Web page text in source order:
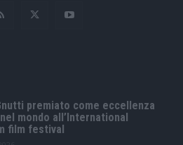
premiato come eccellenza
mondo all’International
film festival